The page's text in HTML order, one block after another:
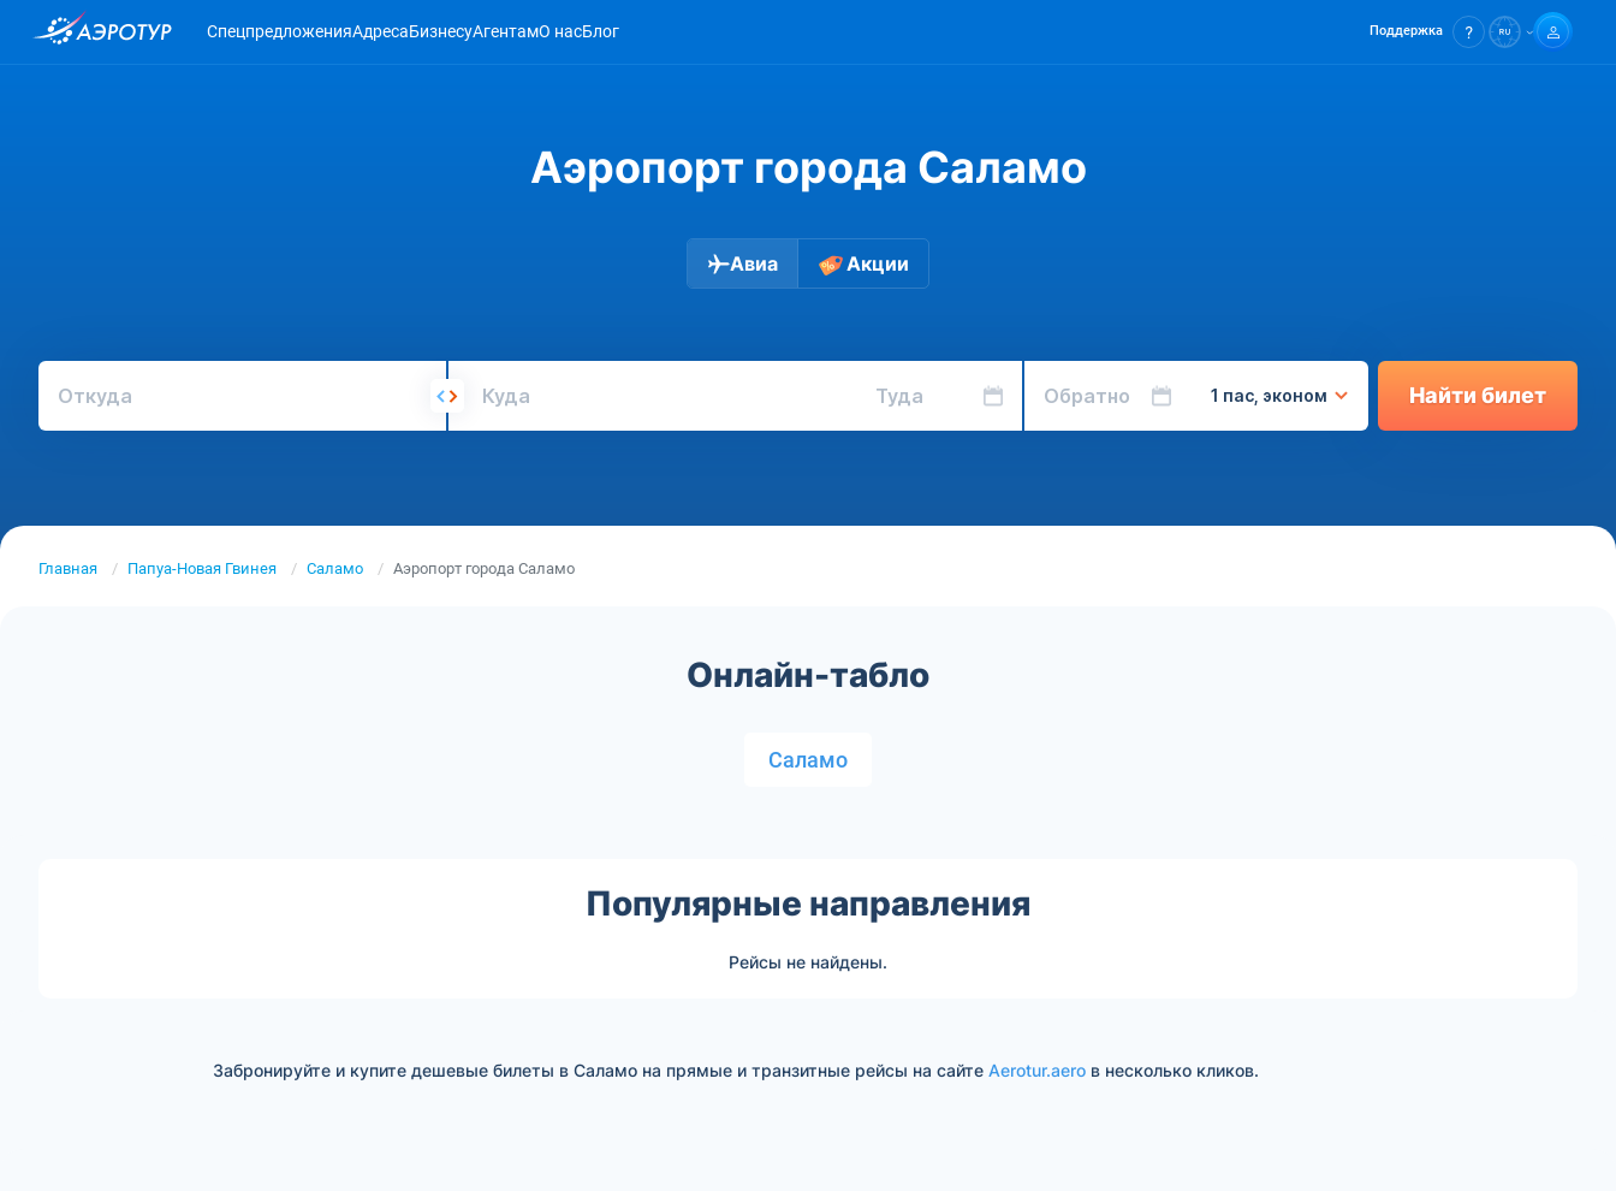
СпецпредложенияАдресаБизнесуАгентамО насБлог Поддержка
Аэропорт города Саламо
Авиа Акции
Откуда Куда Туда Обратно 1 пас, эконом Найти билет
Главная Папуа-Новая Гвинея Саламо Аэропорт города Саламо
Онлайн-табло
Саламо
Популярные направления
Рейсы не найдены.
Забронируйте и купите дешевые билеты в Саламо на прямые и транзитные рейсы на сайте Aerotur.aero в несколько кликов.